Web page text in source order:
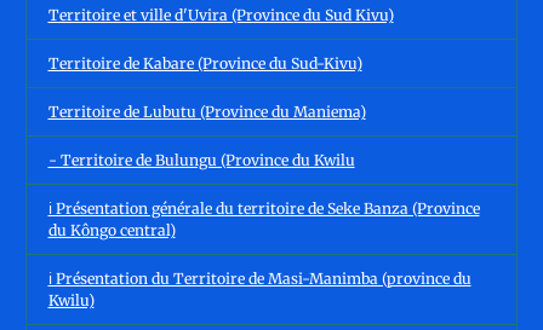
Territoire et ville d'Uvira (Province du Sud Kivu)
Territoire de Kabare (Province du Sud-Kivu)
Territoire de Lubutu (Province du Maniema)
- Territoire de Bulungu (Province du Kwilu
ℹ️ Présentation générale du territoire de Seke Banza (Province
du Kôngo central)
ℹ️ Présentation du Territoire de Masi-Manimba (province du
Kwilu)